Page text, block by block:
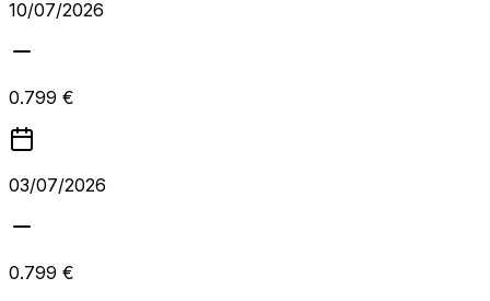
10/07/2026
0.799 €
03/07/2026
0.799 €